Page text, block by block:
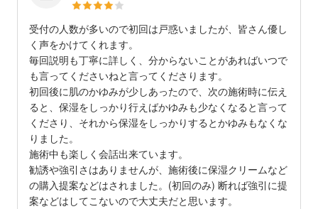
受付の人数が多いので初回は戸惑いましたが、皆さん優し
く声をかけてくれます。
毎回説明も丁寧に詳しく、分からないことがあればいつで
も言ってくださいねと言ってくださります。
初回後に肌のかゆみが少しあったので、次の施術時に伝え
ると、保湿をしっかり行えばかゆみも少なくなると言って
くださり、それから保湿をしっかりするとかゆみもなくな
りました。
施術中も楽しく会話出来ています。
勧誘や強引さはありませんが、施術後に保湿クリームなど
の購入提案などはされました。(初回のみ) 断れば強引に提
案などはしてこないので大丈夫だと思います。